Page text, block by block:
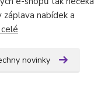
záplava nabídek a
novinky